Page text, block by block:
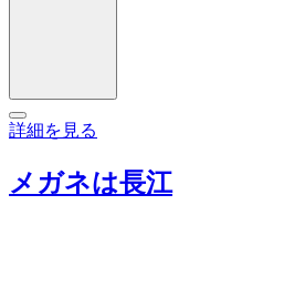
詳細を見る
メガネは長江